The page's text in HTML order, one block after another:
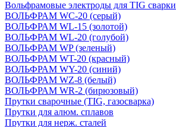
Вольфрамовые электроды для TIG сварки
ВОЛЬФРАМ WC-20 (серый)
ВОЛЬФРАМ WL-15 (золотой)
ВОЛЬФРАМ WL-20 (голубой)
ВОЛЬФРАМ WP (зеленый)
ВОЛЬФРАМ WT-20 (красный)
ВОЛЬФРАМ WY-20 (синий)
ВОЛЬФРАМ WZ-8 (белый)
ВОЛЬФРАМ WR-2 (бирюзовый)
Прутки сварочные (TIG, газосварка)
Прутки для алюм. сплавов
Прутки для нерж. сталей